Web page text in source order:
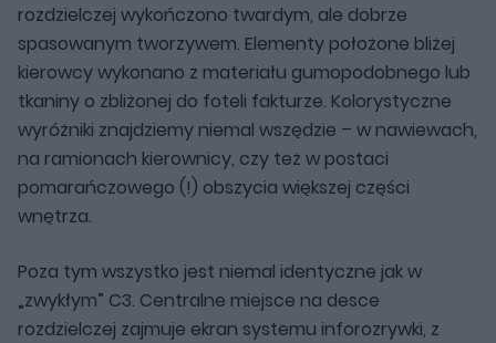
rozdzielczej wykończono twardym, ale dobrze
spasowanym tworzywem. Elementy położone bliżej
kierowcy wykonano z materiału gumopodobnego lub
tkaniny o zbliżonej do foteli fakturze. Kolorystyczne
wyróżniki znajdziemy niemal wszędzie – w nawiewach,
na ramionach kierownicy, czy też w postaci
pomarańczowego (!) obszycia większej części
wnętrza.
Poza tym wszystko jest niemal identyczne jak w
„zwykłym” C3. Centralne miejsce na desce
rozdzielczej zajmuje ekran systemu inforozrywki, z